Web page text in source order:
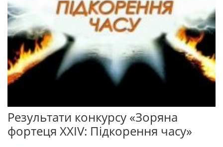
Результати конкурсу «Зоряна
фортеця XXIV: Підкорення часу»